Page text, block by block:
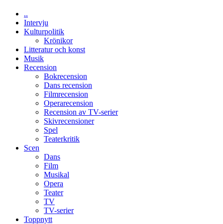
..
Intervju
Kulturpolitik
Krönikor
Litteratur och konst
Musik
Recension
Bokrecension
Dans recension
Filmrecension
Operarecension
Recension av TV-serier
Skivrecensioner
Spel
Teaterkritik
Scen
Dans
Film
Musikal
Opera
Teater
TV
TV-serier
Toppnytt